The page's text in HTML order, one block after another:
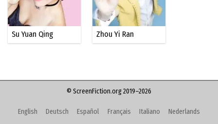
Su Yuan Qing Zhou Yi Ran
© ScreenFiction.org 2019–2026
English Deutsch Español Français Italiano Nederlands